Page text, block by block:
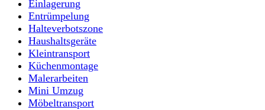
Einlagerung
Entrümpelung
Halteverbotszone
Haushaltsgeräte
Kleintransport
Küchenmontage
Malerarbeiten
Mini Umzug
Möbeltransport